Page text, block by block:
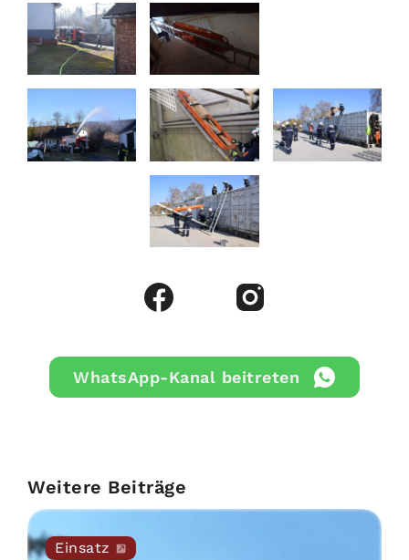
WhatsApp-Kanal beitreten
Weitere Beiträge
Einsatz